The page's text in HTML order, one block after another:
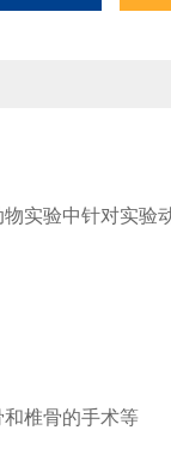
物实验中针对实验
椎骨的手术等